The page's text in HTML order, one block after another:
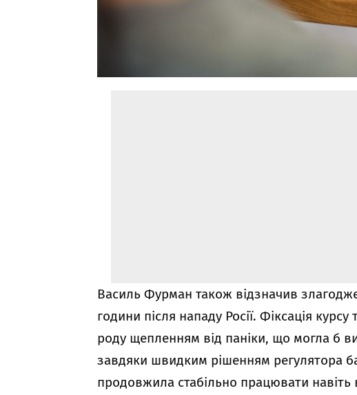
Василь Фурман також відзначив
години після нападу Росії. Фіксація
роду щепленням від паніки, що могла б
завдяки швидким рішенням регулятора
продовжила стабільно працювати